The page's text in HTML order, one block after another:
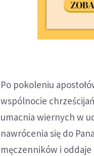
Po pokoleniu
wspólnocie
umacnia wiernych w
nawrócenia się do
męczenników i